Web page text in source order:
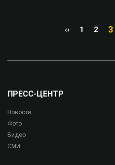
‹‹ 1 2 3
ПРЕСС-ЦЕНТР
Новости
Фото
Видео
СМИ